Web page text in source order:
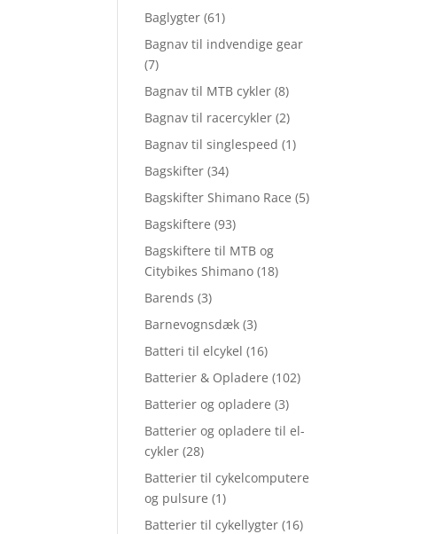
Baglygter (61)
Bagnav til indvendige gear
(7)
Bagnav til MTB cykler (8)
Bagnav til racercykler (2)
Bagnav til singlespeed (1)
Bagskifter (34)
Bagskifter Shimano Race (5)
Bagskiftere (93)
Bagskiftere til MTB og
Citybikes Shimano (18)
Barends (3)
Barnevognsdæk (3)
Batteri til elcykel (16)
Batterier & Opladere (102)
Batterier og opladere (3)
Batterier og opladere til el-
cykler (28)
Batterier til cykelcomputere
og pulsure (1)
Batterier til cykellygter (16)